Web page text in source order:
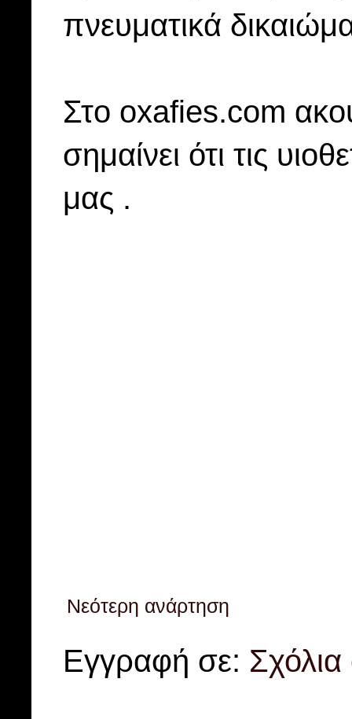
πνευματικά
Στo oxafies.com
σημαίνει ότι τις
μας .
Νεότερη ανάρτηση
Εγγραφή σε: